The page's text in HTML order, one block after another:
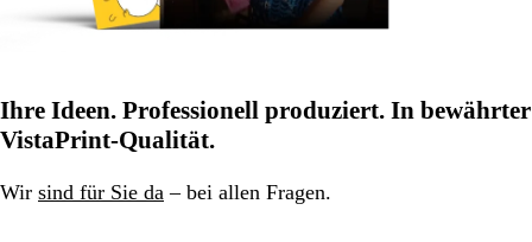
Ihre Ideen. Professionell produziert. In bewährter
VistaPrint-Qualität.
Wir sind für Sie da – bei allen Fragen.